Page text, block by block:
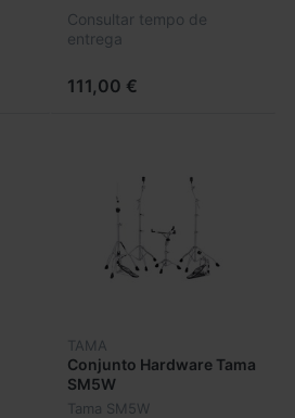
Consultar tempo de
entrega
111,00 €
TAMA
Conjunto Hardware Tama
SM5W
Tama SM5W